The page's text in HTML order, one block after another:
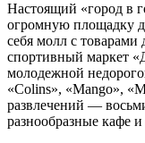
Настоящий «город в
огромную площадку
себя молл с
спортивный маркет
молодежной
«Colins», «Mango»,
развлечений —
разнообразные кафе